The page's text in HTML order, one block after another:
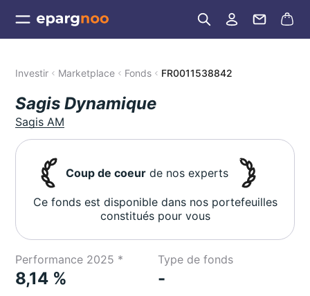
Investir Marketplace Fonds FR0011538842
Sagis Dynamique
Sagis AM
Coup de coeur de nos experts
Ce fonds est disponible dans nos portefeuilles
constitués pour vous
Performance 2025 *
8,14 %
Type de fonds
-